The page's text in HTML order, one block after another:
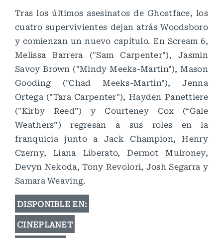
Tras los últimos asesinatos de Ghostface, los
cuatro supervivientes dejan atrás Woodsboro
y comienzan un nuevo capítulo. En Scream 6,
Melissa Barrera ("Sam Carpenter"), Jasmin
Savoy Brown ("Mindy Meeks-Martin"), Mason
Gooding ("Chad Meeks-Martin"), Jenna
Ortega ("Tara Carpenter"), Hayden Panettiere
("Kirby Reed”) y Courteney Cox (“Gale
Weathers”) regresan a sus roles en la
franquicia junto a Jack Champion, Henry
Czerny, Liana Liberato, Dermot Mulroney,
Devyn Nekoda, Tony Revolori, Josh Segarra y
Samara Weaving.
DISPONIBLE EN:
CINEPLANET